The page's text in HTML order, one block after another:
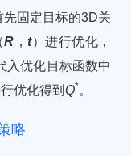
固定目标的3D关
R ， t）进行优化，
入优化目标函数中
优化得到 Q*。
略